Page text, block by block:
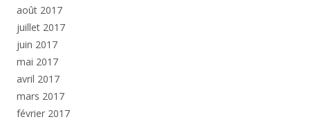
août 2017
juillet 2017
juin 2017
mai 2017
avril 2017
mars 2017
février 2017